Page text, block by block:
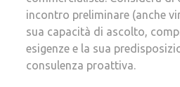
incontro preliminare (anche
sua capacità di ascolto,
esigenze e la sua
consulenza proattiva.